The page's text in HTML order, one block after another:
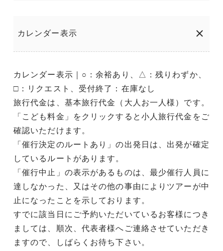
カレンダー表示
カレンダー表示｜○：余裕あり、△：残りわずか、
□：リクエスト、受付終了：在庫なし
旅行代金は、基本旅行代金（大人お一人様）です。
「こども料金」をクリックすると小人旅行代金をご
確認いただけます。
「催行決定のルートあり」の出発日は、出発が確定
しているルートがあります。
「催行中止」の表示があるものは、最少催行人員に
達しなかった、又はその他の事由によりツアーが中
止になったことを示しております。
すでに該当日にご予約いただいているお客様につき
ましては、順次、代表者様へご連絡させていただき
ますので、しばらくお待ち下さい。